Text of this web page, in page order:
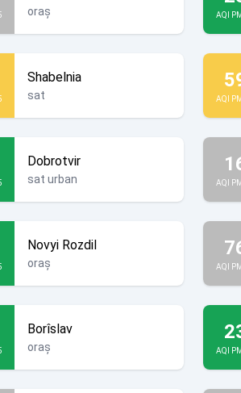
oraș AQI
Shabelnia
sat AQI
Dobrotvir
sat urban AQI
Novyi Rozdil
oraș AQI
Borîslav
oraș AQI